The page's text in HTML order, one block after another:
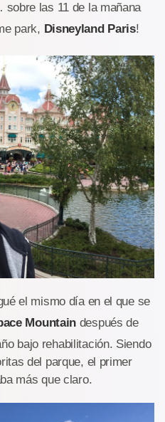
las 11 de la mañana
park, Disneyland Paris!
el mismo día en el que se
Mountain después de
bajo rehabilitación. Siendo
del parque, el primer
más que claro.